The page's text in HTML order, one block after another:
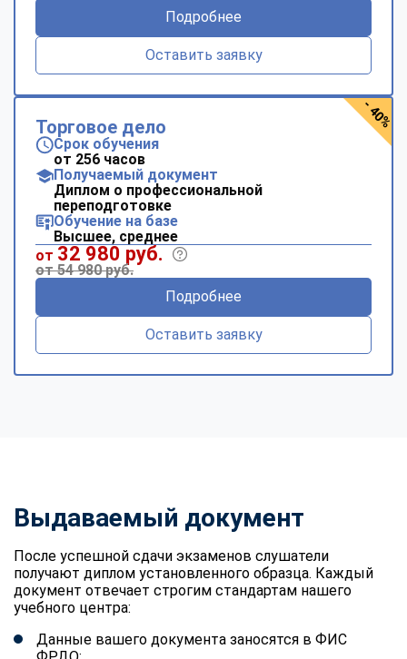
Подробнее
Оставить заявку
Торговое дело
Срок обучения
от 256 часов
Получаемый документ
Диплом о профессиональной
переподготовке
Обучение на базе
Высшее, среднее
от 32 980 руб.
от 54 980 руб.
Подробнее
Оставить заявку
- 40%
Выдаваемый документ
После успешной сдачи экзаменов слушатели
получают диплом установленного образца. Каждый
документ отвечает строгим стандартам нашего
учебного центра:
Данные вашего документа заносятся в ФИС